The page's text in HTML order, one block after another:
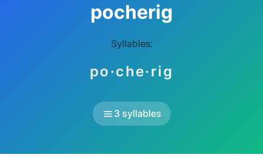
pocherig
Syllables:
po·che·rig
3 syllables